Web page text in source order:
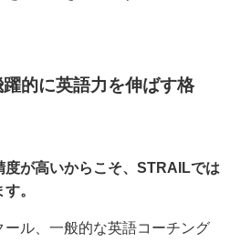
的に英語力を伸ばす格
度が高いからこそ、STRAILでは
。
ル、一般的な英語コーチング